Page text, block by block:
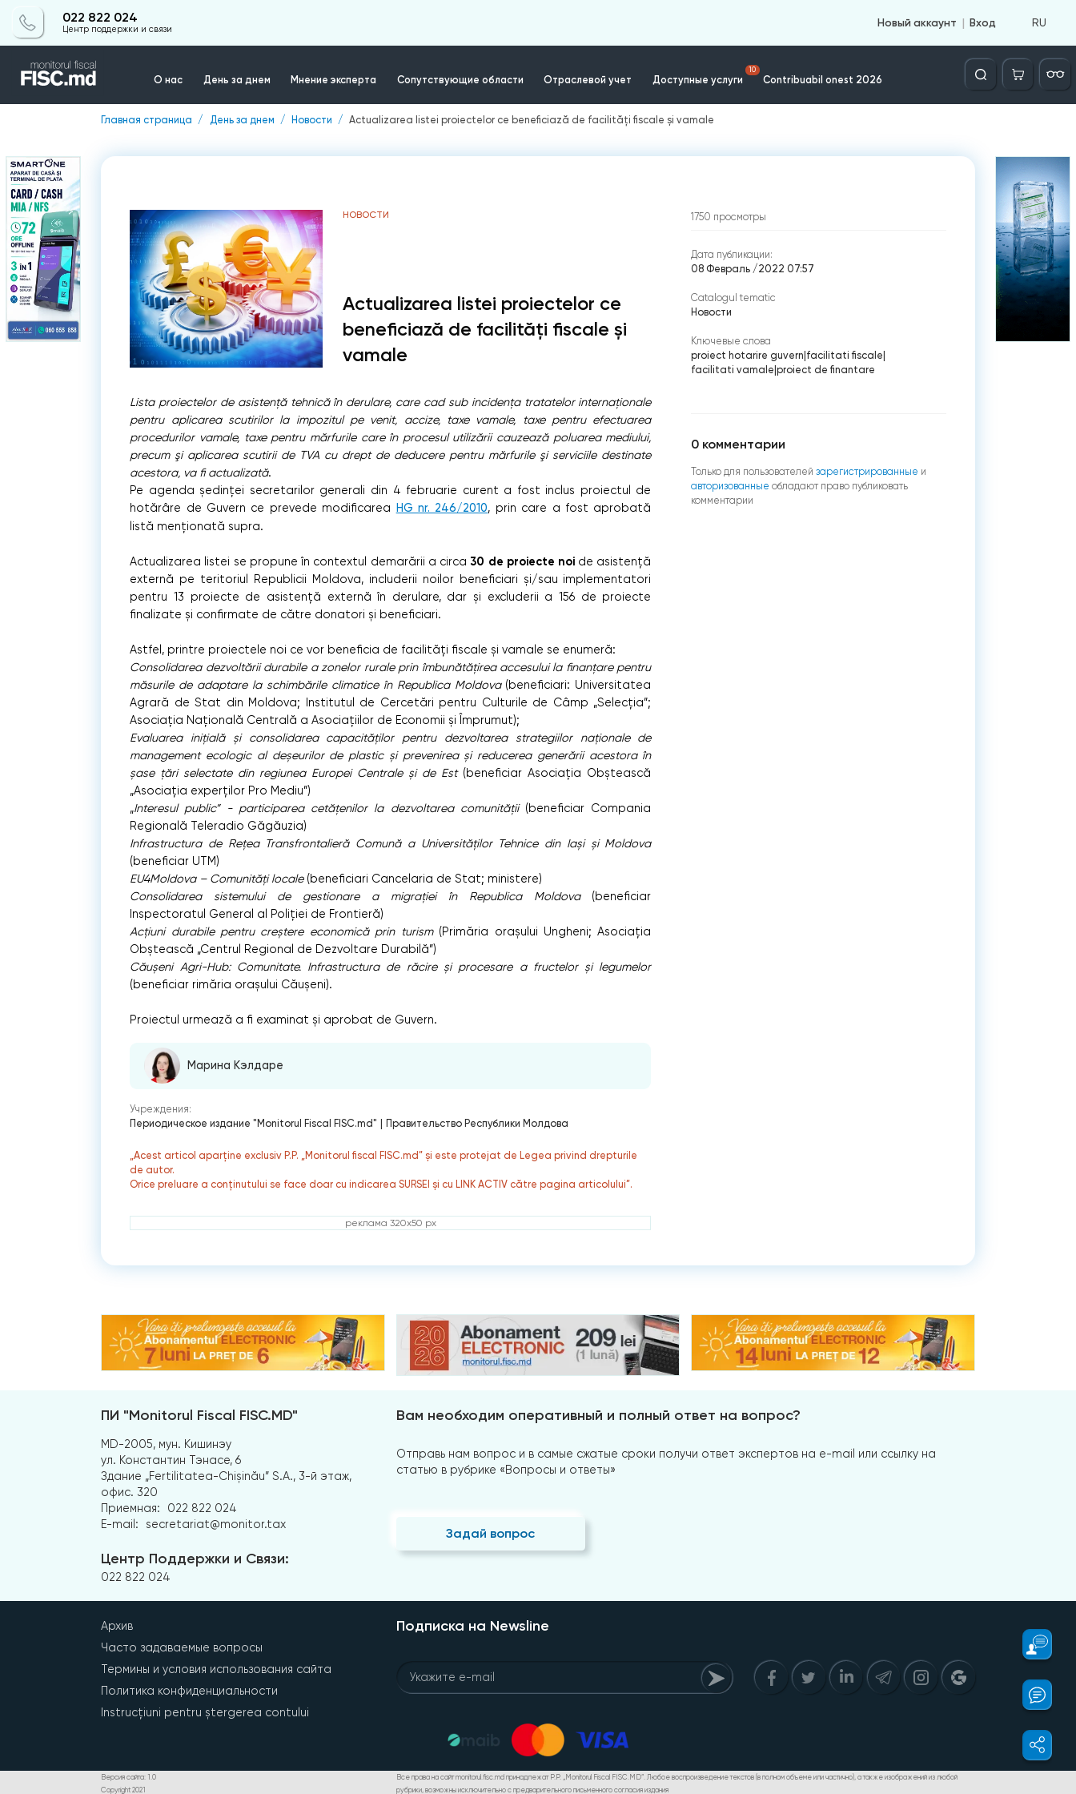
022 822 024
Центр поддержки и связи
Новый аккаунт Вход RU
О нас День за днем Мнение эксперта Сопутствующие области Отраслевой учет Доступные услуги
10
Contribuabil onest 2026
Căutare
Главная страница День за днем Новости Actualizarea listei proiectelor ce beneficiază de facilități fiscale și vamale
НОВОСТИ
Actualizarea listei proiectelor ce
beneficiază de facilități fiscale și
vamale
Lista proiectelor de asistență tehnică în derulare, care cad sub incidența tratatelor internaționale
pentru aplicarea scutirilor la impozitul pe venit, accize, taxe vamale, taxe pentru efectuarea
procedurilor vamale, taxe pentru mărfurile care în procesul utilizării cauzează poluarea mediului,
precum şi aplicarea scutirii de TVA cu drept de deducere pentru mărfurile şi serviciile destinate
acestora, va fi actualizată.
Pe agenda ședinței secretarilor generali din 4 februarie curent a fost inclus proiectul de
hotărâre de Guvern ce prevede modificarea
HG nr. 246/2010, prin care a fost aprobată
listă menționată supra.
Actualizarea listei se propune în contextul demarării a circa 30 de proiecte noide asistență
externă pe teritoriul Republicii Moldova, includerii noilor beneficiari și/sau implementatori
pentru 13 proiecte de asistență externă în derulare, dar și excluderii a 156 de proiecte
finalizate și confirmate de către donatori și beneficiari.
Astfel, printre proiectele noi ce vor beneficia de facilități fiscale și vamale se enumeră:
Consolidarea dezvoltării durabile a zonelor rurale prin îmbunătățirea accesului la finanțare pentru
măsurile de adaptare la schimbările climatice în Republica Moldova(beneficiari: Universitatea
Agrară de Stat din Moldova; Institutul de Cercetări pentru Culturile de Câmp „Selecţia”;
Asociația Națională Centrală a Asociațiilor de Economii și Împrumut);
Evaluarea inițială și consolidarea capacităților pentru dezvoltarea strategiilor naționale de
management ecologic al deșeurilor de plastic și prevenirea și reducerea generării acestora în
șase țări selectate din regiunea Europei Centrale și de Est (beneficiar Asociația Obștească
„Asociația experților Pro Mediu”)
„Interesul public” - participarea cetățenilor la dezvoltarea comunității(beneficiar Compania
Regională Teleradio Găgăuzia)
Infrastructura de Rețea Transfrontalieră Comună a Universităților Tehnice din Iași și Moldova
(beneficiar UTM)
EU4Moldova – Comunități locale(beneficiari Cancelaria de Stat; ministere)
Consolidarea sistemului de gestionare a migrației în Republica Moldova(beneficiar
Inspectoratul General al Poliției de Frontieră)
Acțiuni durabile pentru creștere economică prin turism(Primăria orașului Ungheni; Asociația
Obștească „Centrul Regional de Dezvoltare Durabilă”)
Căușeni Agri-Hub: Comunitate. Infrastructura de răcire și procesare a fructelor și legumelor
(beneficiar rimăria orașului Căușeni).
Proiectul urmează a fi examinat și aprobat de Guvern.
Марина Кэлдаре
Учреждения:
Периодическое издание "Monitorul Fiscal FISC.md" | Правительство Республики Молдова
„Acest articol aparține exclusiv P.P. „Monitorul fiscal FISC.md” și este protejat de Legea privind drepturile
de autor.
Orice preluare a conținutului se face doar cu indicarea SURSEI și cu LINK ACTIV către pagina articolului”.
реклама 320x50 px
1750 просмотры
Дата публикации:
08 Февраль /2022 07:57
Catalogul tematic
Новости
Ключевые слова
proiect hotarire guvern facilitati fiscale
facilitati vamale proiect de finantare
0 комментарии
Только для пользователей зарегистрированные и
авторизованные обладают право публиковать
комментарии
ПИ "Monitorul Fiscal FISC.MD"
MD-2005, мун. Кишинэу
ул. Константин Тэнасе, 6
Здание „Fertilitatea-Chișinău” S.A., 3-й этаж,
офис. 320
Приемная:
022 822 024
E-mail:
secretariat@monitor.tax
Центр Поддержки и Связи:
022 822 024
Вам необходим оперативный и полный ответ на вопрос?
Отправь нам вопрос и в самые сжатые сроки получи ответ экспертов на e-mail или ссылку на
статью в рубрике «Вопросы и ответы»
Задай вопрос
Архив
Часто задаваемые вопросы
Термины и условия использования сайта
Политика конфиденциальности
Instrucțiuni pentru ștergerea contului
Подписка на Newsline
Версия сайта: 1.0
Copyright 2021
Все права на сайт monitorul.fisc.md принадлежат P.P. „Monitorul Fiscal FISC.MD”. Любое воспроизведение текстов (в полном объеме или частично), а также изображений из любой
рубрики, возможны исключительно с предварительного письменного согласия издания